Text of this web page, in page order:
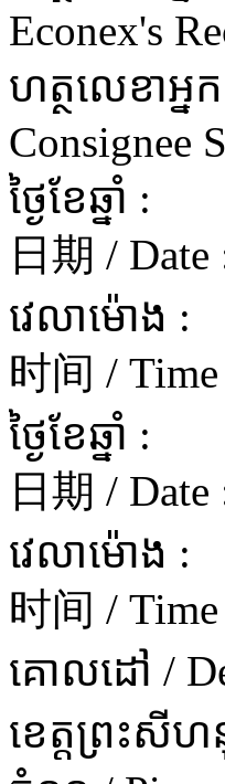
Econex's
ហត្ថលេខាអ្
Consignee
ថ្ងៃខែឆ្នាំ :
日期 / Date
វេលាម៉ោង :
时间 / Time
ថ្ងៃខែឆ្នាំ :
日期 / Date
វេលាម៉ោង :
时间 / Time
គោលដៅ /
ខេត្តព្រះសី